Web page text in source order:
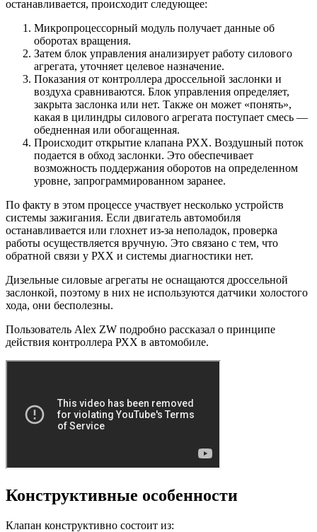
останавливается, происходит следующее:
Микропроцессорный модуль получает данные об
оборотах вращения.
Затем блок управления анализирует работу силового
агрегата, уточняет целевое назначение.
Показания от контроллера дроссельной заслонки и
воздуха сравниваются. Блок управления определяет,
закрыта заслонка или нет. Также он может «понять»,
какая в цилиндры силового агрегата поступает смесь —
обедненная или обогащенная.
Происходит открытие клапана РХХ. Воздушный поток
подается в обход заслонки. Это обеспечивает
возможность поддержания оборотов на определенном
уровне, запрограммированном заранее.
По факту в этом процессе участвует несколько устройств
системы зажигания. Если двигатель автомобиля
останавливается или глохнет из-за неполадок, проверка
работы осуществляется вручную. Это связано с тем, что
обратной связи у РХХ и системы диагностики нет.
Дизельные силовые агрегаты не оснащаются дроссельной
заслонкой, поэтому в них не используются датчики холостого
хода, они бесполезны.
Пользователь Alex ZW подробно рассказал о принципе
действия контроллера РХХ в автомобиле.
Конструктивные особенности
Клапан конструктивно состоит из: